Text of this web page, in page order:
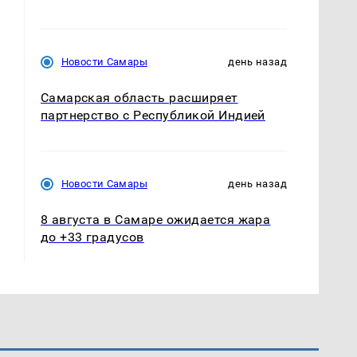
Новости Самары день назад
Самарская область расширяет
партнерство с Республикой Индией
Новости Самары день назад
8 августа в Самаре ожидается жара
до +33 градусов